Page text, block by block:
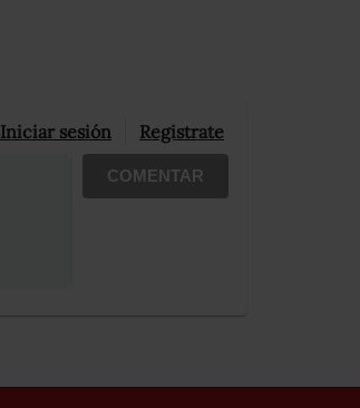
Iniciar sesión Registrate
COMENTAR